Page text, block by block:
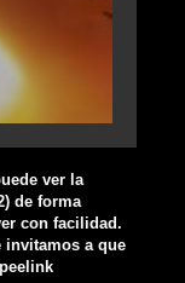
ver la
de forma
con facilidad.
invitamos a que